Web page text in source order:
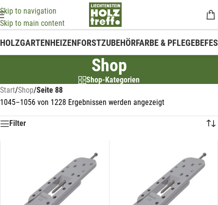
Skip to navigation
Skip to main content
HOLZGARTENHEIZENFORSTZUBEHÖRFARBE & PFLEGE
Shop
Shop-Kategorien
Start/Shop/Seite 88
1045–1056 von 1228 Ergebnissen werden angezeigt
Filter